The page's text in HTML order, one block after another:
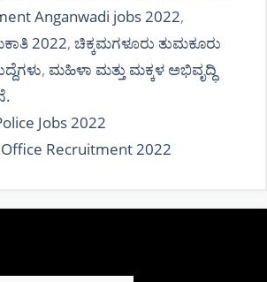
Anganwadi jobs 2022,
2022, ಚಿಕ್ಕಮಗಳೂರು ತುಮಕೂರು
, ಮಹಿಳಾ ಮತ್ತು ಮಕ್ಕಳ ಅಭಿವೃದ್ಧಿ
Jobs 2022
Recruitment 2022